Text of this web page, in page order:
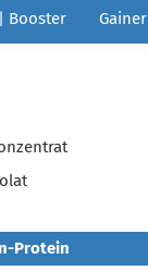
Booster Gainer
Protein